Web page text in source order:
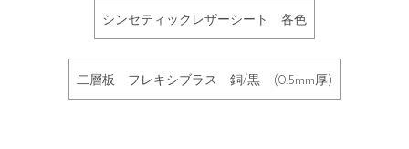
シンセティックレザーシート 各色
二層板 フレキシブラス 銅/黒 (0.5mm厚)